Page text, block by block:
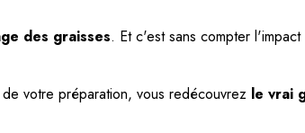
des graisses. Et c'est sans compter
votre préparation, vous redécouvrez le vrai